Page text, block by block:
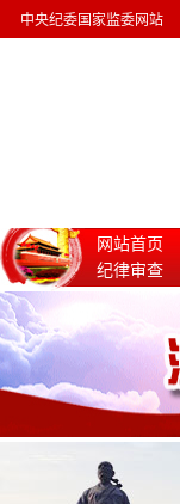
中央纪委国家监委网站
网站首页
纪律审查